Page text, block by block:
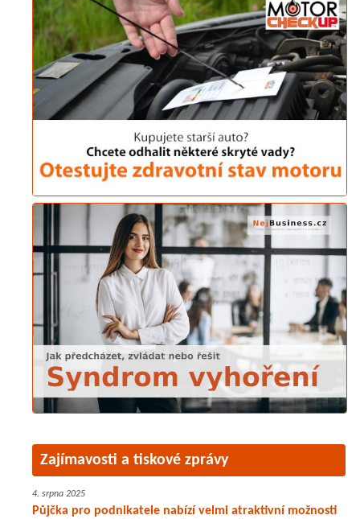
Zajímavosti a tiskové zprávy
4. srpna 2025
Půjčka pro podnikatele nabízí velmi atraktivní možnosti